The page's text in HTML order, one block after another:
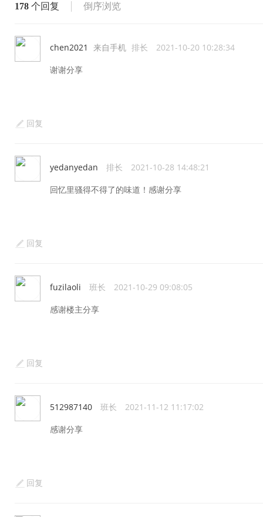
178 个回复 倒序浏览
chen2021 来自手机 排长 2021-10-20 10:28:34
谢谢分享
回复
yedanyedan 排长 2021-10-28 14:48:21
回忆里骚得不得了的味道！感谢分享
回复
fuzilaoli 班长 2021-10-29 09:08:05
感谢楼主分享
回复
512987140 班长 2021-11-12 11:17:02
感谢分享
回复